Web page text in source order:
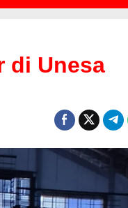
di Unesa